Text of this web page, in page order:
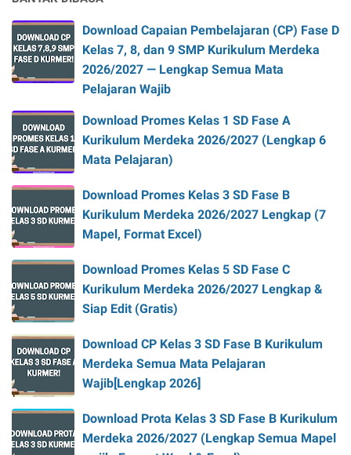
Download Capaian Pembelajaran (CP) Fase D
Kelas 7, 8, dan 9 SMP Kurikulum Merdeka
2026/2027 — Lengkap Semua Mata
Pelajaran Wajib
Download Promes Kelas 1 SD Fase A
Kurikulum Merdeka 2026/2027 (Lengkap 6
Mata Pelajaran)
Download Promes Kelas 3 SD Fase B
Kurikulum Merdeka 2026/2027 Lengkap (7
Mapel, Format Excel)
Download Promes Kelas 5 SD Fase C
Kurikulum Merdeka 2026/2027 Lengkap &
Siap Edit (Gratis)
Download CP Kelas 3 SD Fase B Kurikulum
Merdeka Semua Mata Pelajaran
Wajib[Lengkap 2026]
Download Prota Kelas 3 SD Fase B Kurikulum
Merdeka 2026/2027 (Lengkap Semua Mapel